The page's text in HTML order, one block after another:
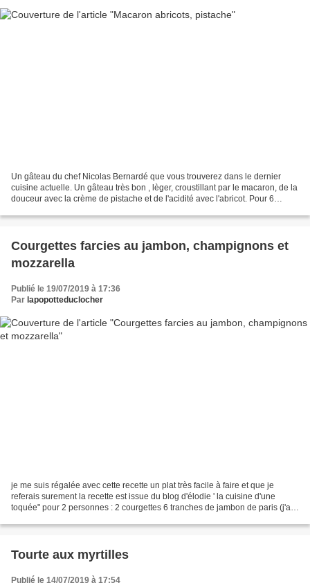
Un gâteau du chef Nicolas Bernardé que vous trouverez dans le dernier
cuisine actuelle. Un gâteau très bon , lèger, croustillant par le macaron, de la
douceur avec la crème de pistache et de l'acidité avec l'abricot. Pour 6
Courgettes farcies au jambon, champignons et
mozzarella
Publié le 19/07/2019 à 17:36
Par lapopotteduclocher
je me suis régalée avec cette recette un plat très facile à faire et que je
referais surement la recette est issue du blog d'élodie ' la cuisine d'une
toquée" pour 2 personnes : 2 courgettes 6 tranches de jambon de paris (j'ai
Tourte aux myrtilles
Publié le 14/07/2019 à 17:54